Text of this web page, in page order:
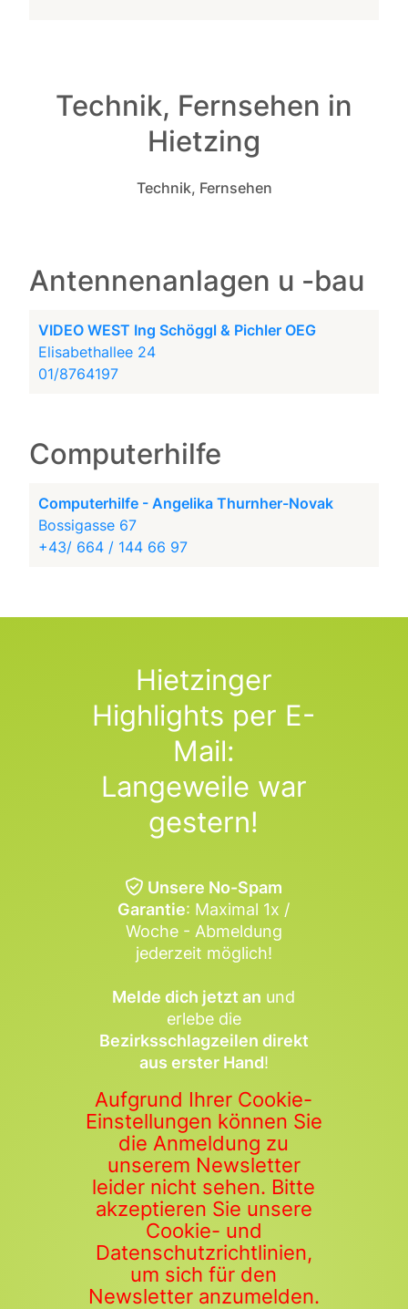
Technik, Fernsehen in
Hietzing
Technik, Fernsehen
Antennenanlagen u -bau
VIDEO WEST Ing Schöggl & Pichler OEG
Elisabethallee 24
01/8764197
Computerhilfe
Computerhilfe - Angelika Thurnher-Novak
Bossigasse 67
+43/ 664 / 144 66 97
Hietzinger
Highlights per E-
Mail:
Langeweile war
gestern!
Unsere No-Spam
Garantie: Maximal 1x /
Woche - Abmeldung
jederzeit möglich!
Melde dich jetzt an und
erlebe die
Bezirksschlagzeilen direkt
aus erster Hand!
Aufgrund Ihrer Cookie-
Einstellungen können Sie
die Anmeldung zu
unserem Newsletter
leider nicht sehen. Bitte
akzeptieren Sie unsere
Cookie- und
Datenschutzrichtlinien,
um sich für den
Newsletter anzumelden.